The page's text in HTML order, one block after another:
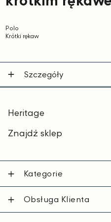
Polo
Krótki rękaw
Szczegóły
Heritage
Znajdź sklep
Kategorie
Obsługa Klienta